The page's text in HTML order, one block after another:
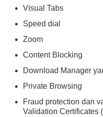
Visual Tabs
Speed dial
Zoom
Content Blocking
Download Manager
Private Browsing
Fraud protection dan
Validation Certificates